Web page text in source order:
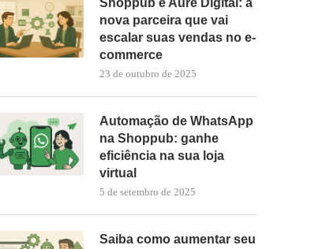
Shoppub e Aure Digital: a
nova parceira que vai
escalar suas vendas no e-
commerce
23 de outubro de 2025
Automação de WhatsApp
na Shoppub: ganhe
eficiência na sua loja
virtual
5 de setembro de 2025
Saiba como aumentar seu